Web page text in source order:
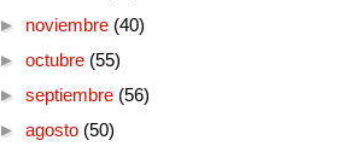
► noviembre (40)
► octubre (55)
► septiembre (56)
► agosto (50)